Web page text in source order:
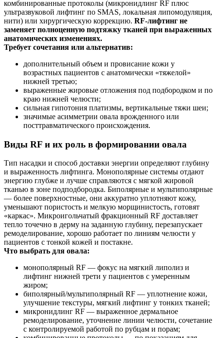
комбинированные протоколы (микронидлинг RF плюс
ультразвуковой лифтинг по SMAS, локальная липомодуляция,
нити) или хирургическую коррекцию. RF-лифтинг не
заменяет полноценную подтяжку тканей при выраженных
анатомических изменениях.
Требует сочетания или альтернатив:
дополнительный объем и провисание кожи у
возрастных пациентов с анатомически «тяжелой»
нижней третью;
выраженные жировые отложения под подбородком и по
краю нижней челюсти;
сильная гипотония платизмы, вертикальные тяжи шеи;
значимые асимметрии овала врожденного или
посттравматического происхождения.
Виды RF и их роль в формировании овала
Тип насадки и способ доставки энергии определяют глубину
и выраженность лифтинга. Монополярные системы отдают
энергию глубже и лучше справляются с мягкой жировой
тканью в зоне подподбородка. Биполярные и мультиполярные
— более поверхностные, они аккуратно уплотняют кожу,
уменьшают пористость и мелкую морщинистость, готовят
«каркас». Микроигольчатый фракционный RF доставляет
тепло точечно в дерму на заданную глубину, перезапускает
ремоделирование, хорошо работает по линиям челюсти у
пациентов с тонкой кожей и постакне.
Что выбрать для овала:
монополярный RF — фокус на мягкий липолиз и
лифтинг нижней трети у пациентов с умеренным
жиром;
биполярный/мультиполярный RF — уплотнение кожи,
улучшение текстуры, мягкий лифтинг у тонких тканей;
микронидлинг RF — выраженное дермальное
ремоделирование, уточнение линии челюсти, сочетание
с контролируемой работой по рубцам и порам;